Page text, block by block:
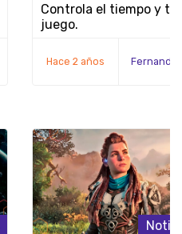
JUEGO Y LA FECHA DE
LANZAMIENTO DE
Controla el tiempo y tu
juego.
Hace 2 años